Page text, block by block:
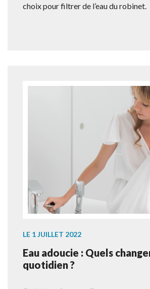
choix pour filtrer de l’eau du robinet.
LE 1 JUILLET 2022
Eau adoucie : Quels
quotidien ?